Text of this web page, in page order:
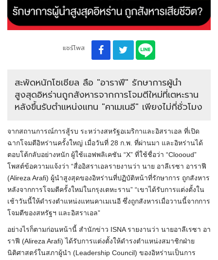
แชร์โพส
สะพัดหนักโซเชียล ลือ "อาราฟี" รักษาการผู้นำ
สูงสุดอิหร่านถูกสังหารจากการโจมตีใหม่ที่เตหะราน
หลังขึ้นรับตำแหน่งแทน "คาเมเนอี" เพียงไม่กี่ชั่วโมง
จากสถานการณ์การสู้รบ ระหว่างสหรัฐอเมริกาและอิสราเอล ที่เปิด
ฉากโจมตีอิหร่านครั้งใหญ่ เมื่อวันที่ 28 ก.พ. ที่ผ่านมา และอิหร่านได้
ตอบโต้กลับอย่างหนัก ผู้ใช้แอฟพลิเคชัน “X” ที่ใช้ชื่อว่า “Cloooud”
โพสต์ข้อความแจ้งว่า “สื่ออิสราเอลรายงานว่า นาย อาลีเรซา อาราฟี
(Alireza Arafi) ผู้นำสูงสุดของอิหร่านที่ปฏิบัติหน้าที่รักษาการ ถูกสังหาร
หลังจากการโจมตีครั้งใหม่ในกรุงเตหะราน” “เขาได้รับการแต่งตั้งใน
เช้าวันนี้ให้ดำรงตำแหน่งแทนคาเมเนอี ซึ่งถูกสังหารเมื่อวานนี้จากการ
โจมตีของสหรัฐฯ และอิสราเอล”
อย่างไรก็ตามก่อนหน้านี้ สำนักข่าว ISNA รายงานว่า นายอาลีเรซา อา
ราฟี (Alireza Arafi) ได้รับการแต่งตั้งให้ดำรงตำแหน่งสมาชิกฝ่าย
นิติศาสตร์ในสภาผู้นำ (Leadership Council) ของอิหร่านเป็นการ